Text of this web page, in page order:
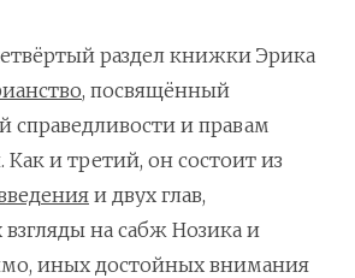
раздел книжки Эрика
, посвящённый
справедливости и правам
Как и третий, он состоит из
и двух глав,
на сабж Нозика и
иных достойных внимания